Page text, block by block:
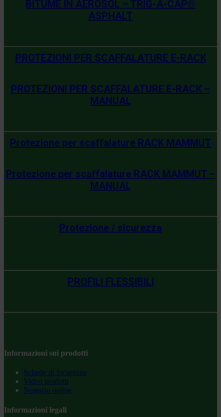
BITUME IN AEROSOL – TRIG-A-CAP®
ASPHALT
PROTEZIONI PER SCAFFALATURE E-RACK
PROTEZIONI PER SCAFFALATURE E-RACK –
MANUAL
Protezione per scaffalature RACK MAMMUT
Protezione per scaffalature RACK MAMMUT –
MANUAL
Protezione / sicurezza
PROFILI FLESSIBILI
Informazioni sui prodotti
Schede di Sicurezza
Video prodotti
Negozio online
Informazioni legali